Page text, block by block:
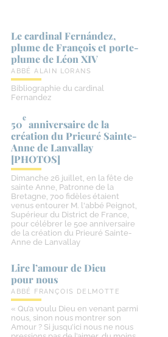
Le cardinal Fernández,
plume de François et porte-​
plume de Léon XIV
ABBÉ ALAIN LORANS
Bibliographie du cardinal
Fernandez
50
e
anniversaire de la
création du Prieuré Sainte-​
Anne de Lanvallay
[PHOTOS]
Dimanche 26 juillet, en la fête de
sainte Anne, Patronne de la
Bretagne, 700 fidèles étaient
venus entourer M. l'abbé Peignot,
Supérieur du District de France,
pour célébrer le 50e anniversaire
de la création du Prieuré Sainte-
Anne de Lanvallay
Lire l’amour de Dieu
pour nous
ABBÉ FRANÇOIS DELMOTTE
« Qu’a voulu Dieu en venant parmi
nous, sinon nous montrer son
Amour ? Si jusqu’ici nous ne nous